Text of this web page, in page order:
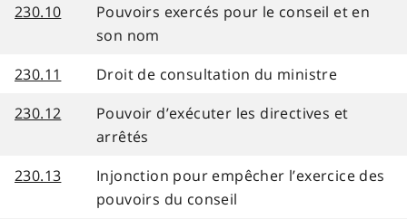
230.10
Pouvoirs exercés pour le conseil et en
son nom
230.11
Droit de consultation du ministre
230.12
Pouvoir d’exécuter les directives et
arrêtés
230.13
Injonction pour empêcher l’exercice des
pouvoirs du conseil